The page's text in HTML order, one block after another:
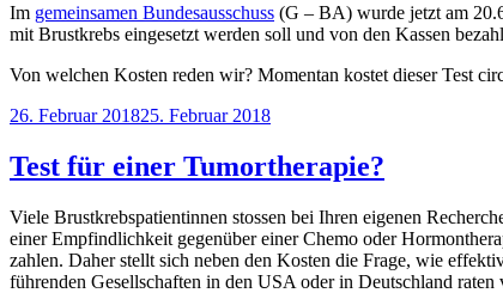
Im gemeinsamen Bundesausschuss (G – BA) wurde jetzt am
mit Brustkrebs eingesetzt werden soll und von den Kassen
Von welchen Kosten reden wir? Momentan kostet dieser Test
Veröffentlicht
26. Februar 201825. Februar 2018
Test für einer Tumortherapie?
Viele Brustkrebspatientinnen stossen bei Ihren eigenen
einer Empfindlichkeit gegenüber einer Chemo oder
zahlen. Daher stellt sich neben den Kosten die Frage, wie
führenden Gesellschaften in den USA oder in Deutschland